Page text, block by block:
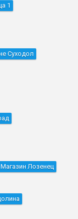
1
Суходол
Лозенец